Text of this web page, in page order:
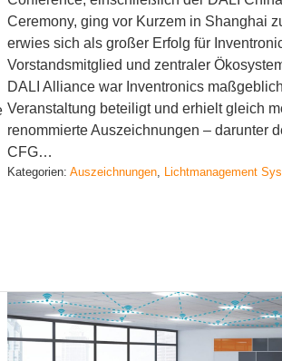
Ceremony, ging vor Kurzem in Shanghai
erwies sich als großer Erfolg für
Vorstandsmitglied und zentraler
DALI Alliance war Inventronics
Veranstaltung beteiligt und erhielt gleich
renommierte Auszeichnungen – darunter
CFG…
Kategorien:Auszeichnungen, Lichtmanagement